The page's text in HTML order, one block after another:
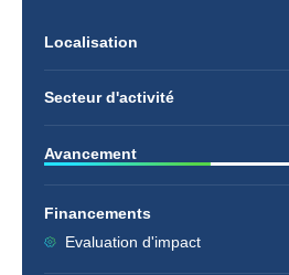
Localisation
Secteur d'activité
Avancement
Financements
Evaluation d'impact